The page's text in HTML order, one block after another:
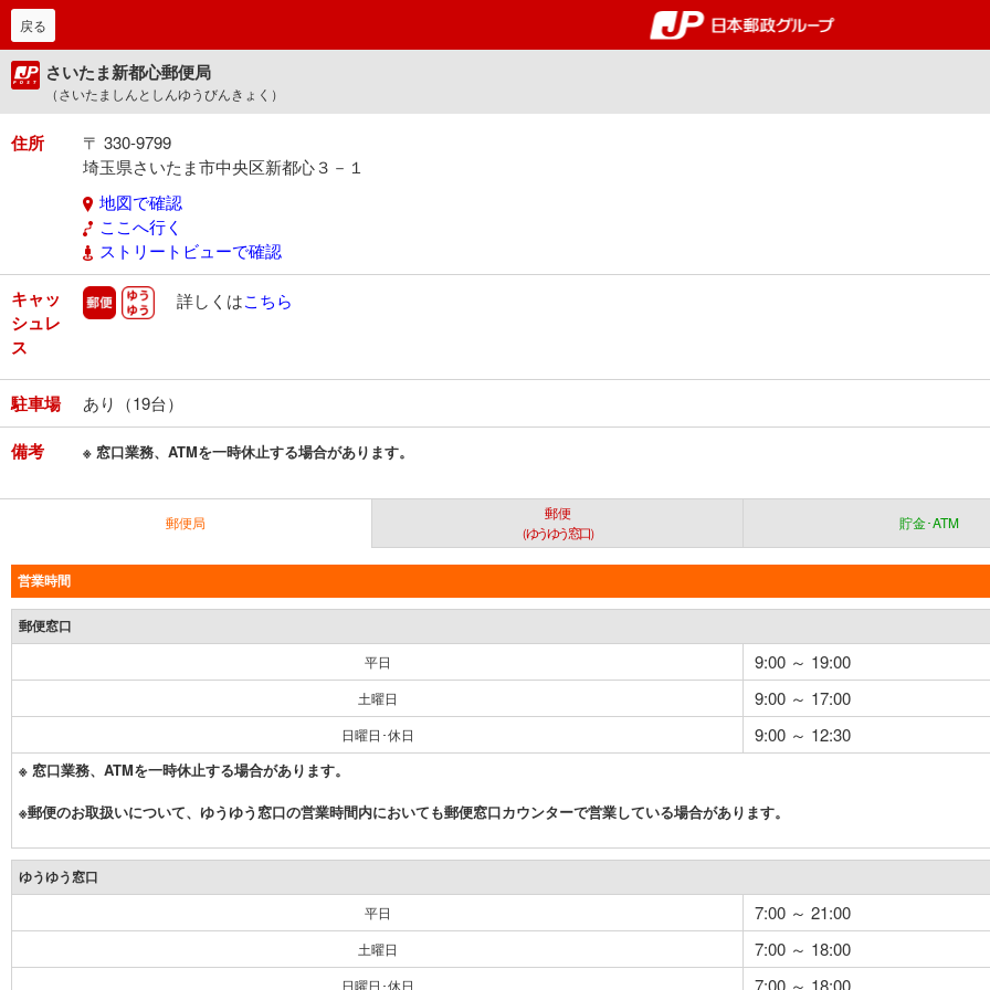
郵便局・日本郵政グルー
戻る
さいたま新都心郵便局
（さいたましんとしんゆうびんきょく）
住所
〒 330-9799
埼玉県さいたま市中央区新都心３－１
地図で確認
ここへ行く
ストリートビューで確認
キャッ
シュレ
ス
郵便 ゆうゆう
詳しくはこちら
駐車場 あり（19台）
備考 ※ 窓口業務、ATMを一時休止する場合があります。
郵便局
郵便
（ゆうゆう窓口）
貯金･ATM
営業時間
郵便窓口
平日 9:00 ～ 19:00
土曜日 9:00 ～ 17:00
日曜日･休日 9:00 ～ 12:30
※ 窓口業務、ATMを一時休止する場合があります。
※郵便のお取扱いについて、ゆうゆう窓口の営業時間内においても郵便窓口カウンターで営業している場合があります。
ゆうゆう窓口
平日 7:00 ～ 21:00
土曜日 7:00 ～ 18:00
日曜日･休日 7:00 ～ 18:00